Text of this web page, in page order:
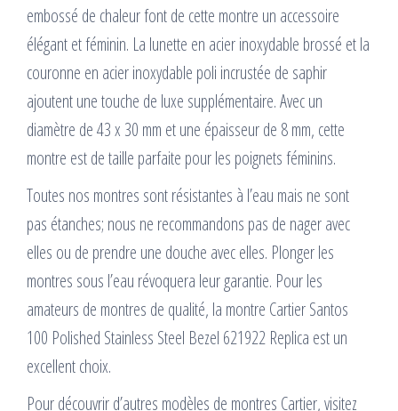
embossé de chaleur font de cette montre un accessoire
élégant et féminin. La lunette en acier inoxydable brossé et la
couronne en acier inoxydable poli incrustée de saphir
ajoutent une touche de luxe supplémentaire. Avec un
diamètre de 43 x 30 mm et une épaisseur de 8 mm, cette
montre est de taille parfaite pour les poignets féminins.
Toutes nos montres sont résistantes à l’eau mais ne sont
pas étanches; nous ne recommandons pas de nager avec
elles ou de prendre une douche avec elles. Plonger les
montres sous l’eau révoquera leur garantie. Pour les
amateurs de montres de qualité, la montre Cartier Santos
100 Polished Stainless Steel Bezel 621922 Replica est un
excellent choix.
Pour découvrir d’autres modèles de montres Cartier, visitez